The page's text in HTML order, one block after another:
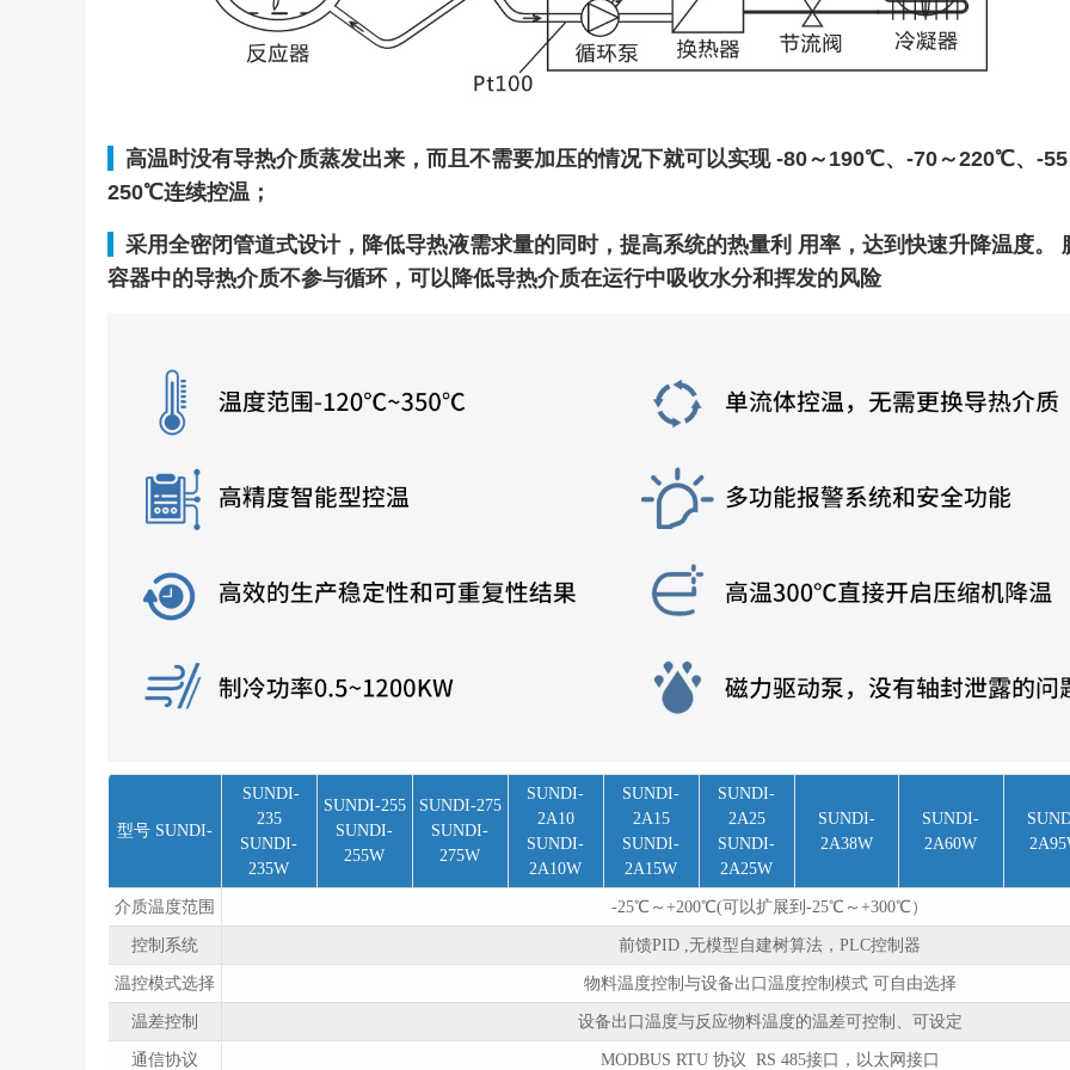
高温时没有导热介质蒸发出来，而且不需要加压的情况下就可以实现 -80～190℃、-70～220℃、-55
250℃连续控温；
采用全密闭管道式设计，降低导热液需求量的同时，提高系统的热量利 用率，达到快速升降温度。
容器中的导热介质不参与循环，可以降低导热介质在运行中吸收水分和挥发的风险
型号 SUNDI-
SUNDI-
235
SUNDI-
235W
SUNDI-255
SUNDI-
255W
SUNDI-275
SUNDI-
275W
SUNDI-
2A10
SUNDI-
2A10W
SUNDI-
2A15
SUNDI-
2A15W
SUNDI-
2A25
SUNDI-
2A25W
SUNDI-
2A38W
SUNDI-
2A60W
介质温度范围 -25℃～+200℃(可以扩展到-25℃～+300℃）
控制系统 前馈PID ,无模型自建树算法，PLC控制器
温控模式选择 物料温度控制与设备出口温度控制模式 可自由选择
温差控制 设备出口温度与反应物料温度的温差可控制、可设定
通信协议 MODBUS RTU 协议 RS 485接口，以太网接口